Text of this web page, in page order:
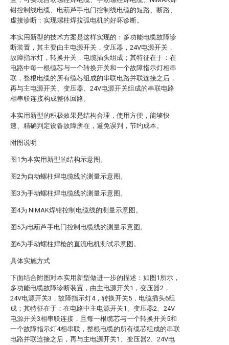
钳控制线电缆、电葫芦手电门控制线电缆的短路、断路、
虚接诊断；实现螺柱焊拉弧电机的好坏诊断。
本实用新型的技术方案是这样实现的：多功能电缆故障诊
断装置，其主要由主电源开关，变压器，24V电源开关，
故障指示灯，转换开关，电缆插头组成；其特征在于：在
电路中每一根缆芯与一个转换开关和一个故障指示灯相串
联，整根电缆的所有缆芯组成的串联电路并联连接之后，
再与主电源开关、变压器、24V电源开关组成的串联电路
相串联连接构成整体回路。
本实用新型的积极效果是结构合理，使用方便，能够快
速、精确判定设备故障所在，避免误判，节约成本。
附图说明
图1为本实用新型的结构示意图。
图2为自动螺柱焊电缆线的测量示意图。
图3为手动螺柱焊电缆线的测量示意图。
图4为 NIMAK焊钳控制电缆线的测量示意图。
图5为电葫芦手电门控制电缆线的测量示意图。
图6为手动螺柱焊枪的直流电机测试示意图。
具体实施方式
下面结合附图对本实用新型做进一步的描述：如图1所示，
多功能电缆故障诊断装置，由主电源开关1，变压器2，
24V电源开关3，故障指示灯4，转换开关5，电缆插头6组
成；其特征在于：在电路中主电源开关1、变压器2、24V
电源开关3相串联连接，且每一根缆芯与一个转换开关5和
一个故障指示灯4相串联，整根电缆的所有缆芯组成的串联
电路并联连接之后，再与主电源开关1、变压器2、24V电